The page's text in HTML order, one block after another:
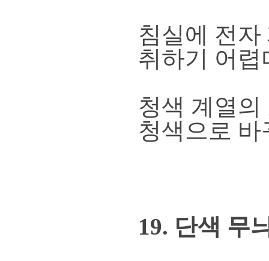
침실에 전
취하기 어
청색 계열
청색으로 바
19. 단색 무